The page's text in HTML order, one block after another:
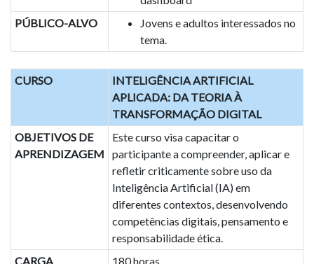
PÚBLICO-ALVO
Jovens e adultos interessados no
tema.
CURSO
INTELIGÊNCIA ARTIFICIAL
APLICADA: DA TEORIA À
TRANSFORMAÇÃO DIGITAL
OBJETIVOS DE
APRENDIZAGEM
Este curso visa capacitar o
participante a compreender, aplicar e
refletir criticamente sobre uso da
Inteligência Artificial (IA) em
diferentes contextos, desenvolvendo
competências digitais, pensamento e
responsabilidade ética.
CARGA
180 horas